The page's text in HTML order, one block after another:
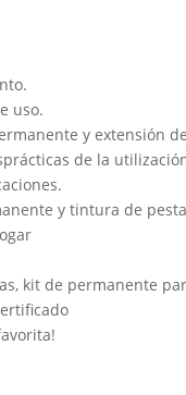
uso.
y extensión
de la
y tintura de
kit de permanente